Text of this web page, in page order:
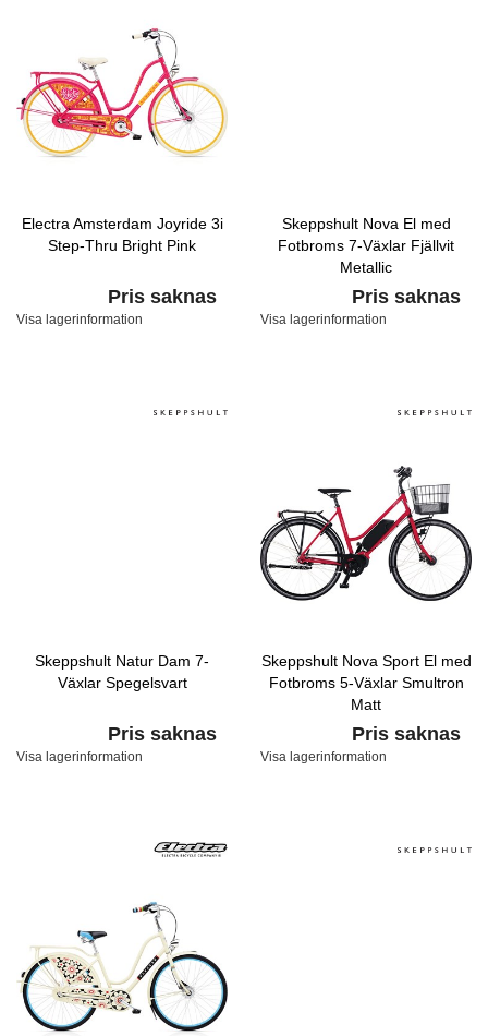
Electra Amsterdam Joyride 3i
Step-Thru Bright Pink
Pris saknas
Visa lagerinformation
Skeppshult Nova El med
Fotbroms 7-Växlar Fjällvit
Metallic
Pris saknas
Visa lagerinformation
Skeppshult Natur Dam 7-
Växlar Spegelsvart
Pris saknas
Visa lagerinformation
Skeppshult Nova Sport El med
Fotbroms 5-Växlar Smultron
Matt
Pris saknas
Visa lagerinformation